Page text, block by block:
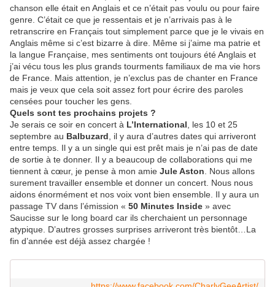
chanson elle était en Anglais et ce n’était pas voulu ou pour faire
genre. C’était ce que je ressentais et je n’arrivais pas à le
retranscrire en Français tout simplement parce que je le vivais en
Anglais même si c’est bizarre à dire. Même si j’aime ma patrie et
la langue Française, mes sentiments ont toujours été Anglais et
j’ai vécu tous les plus grands tourments familiaux de ma vie hors
de France. Mais attention, je n’exclus pas de chanter en France
mais je veux que cela soit assez fort pour écrire des paroles
censées pour toucher les gens.
Quels sont tes prochains projets ?
Je serais ce soir en concert à L’International , les 10 et 25
septembre au Balbuzard , il y aura d’autres dates qui arriveront
entre temps. Il y a un single qui est prêt mais je n’ai pas de date
de sortie à te donner. Il y a beaucoup de collaborations qui me
tiennent à cœur, je pense à mon amie Jule Aston . Nous allons
surement travailler ensemble et donner un concert. Nous nous
aidons énormément et nos voix vont bien ensemble. Il y aura un
passage TV dans l’émission « 50 Minutes Inside » avec
Saucisse sur le long board car ils cherchaient un personnage
atypique. D’autres grosses surprises arriveront très bientôt…La
fin d’année est déjà assez chargée !